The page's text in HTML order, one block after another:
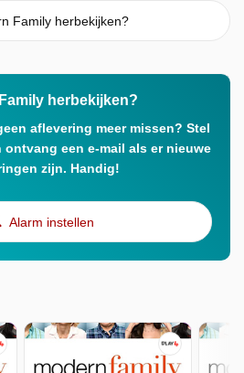
Family herbekijken?
herbekijken?
aflevering meer missen? Stel
ontvang een e-mail als er nieuwe
zijn. Handig!
Alarm instellen